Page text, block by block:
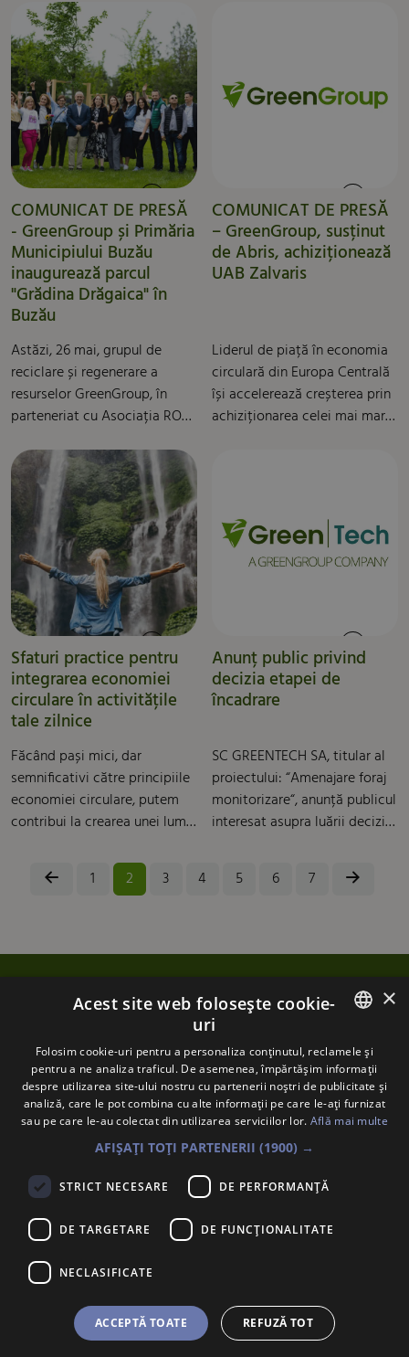
unei participații majoritare în
cadrul companiei Expert
Cleaning, un furnizor de soluții
de curățenie pentru industriile
grele și magazinele de
bricolaj din România,
consolidând astfel portofoliul
său de soluții sustenabile
adresate clienților industriali.
sustenabilă. Suntem dedicați
să completăm cercul
COMUNICAT DE PRESĂ
- GreenGroup și Primăria
Municipiului Buzău
inaugurează parcul
"Grădina Drăgaica" în
Buzău
Astăzi, 26 mai, grupul de
reciclare și regenerare a
resurselor GreenGroup, în
parteneriat cu Asociația ROTA
Drăgaica" pe strada Drăgăicii
colț cu str. D. Filipescu, în
cartierul Poșta, din Buzău.
Valoarea totală a parcului se
ridică la 145.000 de euro, iar
lucrările de execuție au fost
posibile doar datorită
colaborării strânse cu
Primăria Municipiului Buzău.
COMUNICAT DE PRESĂ
– GreenGroup, susținut
de Abris, achiziționează
UAB Zalvaris
Liderul de piață în economia
circulară din Europa Centrală
își accelerează creșterea prin
achiziționarea celei mai mari
milioane EUR în regiunea
Europei Centrale. Abris
Capital Partners (“Abris”),
ESG, a sprijinit GreenGroup,
lider în economie circulară în
Europa Centrală, în
achiziționarea UAB Zalvaris
companie de gestionare a
deșeurilor industriale din
Lituania.
Sfaturi practice pentru
integrarea economiei
circulare în activitățile
tale zilnice
Făcând pași mici, dar
semnificativi către principiile
economiei circulare, putem
contribui la crearea unei lumi
sănătoase.
Anunț public privind
decizia etapei de
încadrare
SC GREENTECH SA, titular al
proiectului: “Amenajare foraj
monitorizare“, anunță publicul
interesat asupra luării deciziei
Agenția pentru Protecția
Mediului Buzău: nu se supune
evaluării impactului asupra
transfrontalier și nu se supune
evaluării adecvate, pentru
proiectul sus menționat,
propus a fi amplasat în com.
Țintești, sat. Odaia Banului,
jud. Buzău, titular SC
GREENTECH SA.
1 2 3 4 5 6 7
Contact
Politica de confidențialitate
Whistleblowing
Politica privind utilizarea cookie-urilor
ROMANIAN
ENGLISH
×
Acest site web folosește cookie-
uri
Folosim cookie-uri pentru a personaliza conținutul, reclamele și
pentru a ne analiza traficul. De asemenea, împărtășim informații
despre utilizarea site-ului nostru cu partenerii noștri de publicitate și
analiză, care le pot combina cu alte informații pe care le-ați furnizat
sau pe care le-au colectat din utilizarea serviciilor lor. Află mai multe
AFIȘAȚI TOȚI PARTENERII (1900) →
STRICT NECESARE DE PERFORMANȚĂ
DE TARGETARE DE FUNCŢIONALITATE
NECLASIFICATE
ACCEPTĂ TOATE REFUZĂ TOT